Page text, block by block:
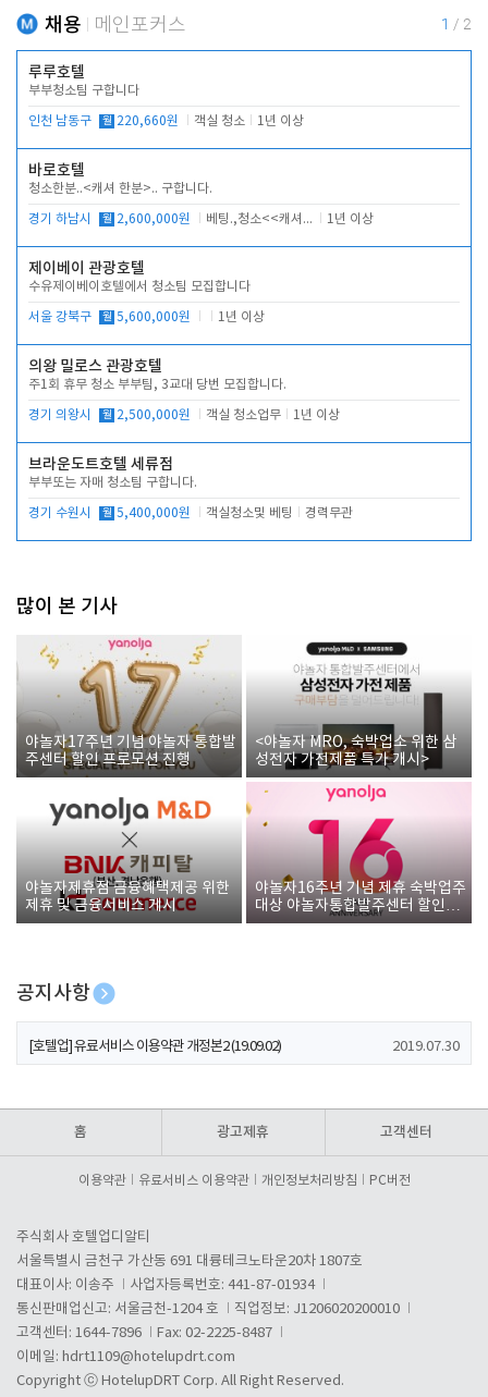
채용 메인포커스 1 / 2
루루호텔
부부청소팀 구합니다
인천 남동구 월 220,660원 객실 청소 1년 이상
바로호텔
청소한분..<캐셔 한분>.. 구합니다.
경기 하남시 월 2,600,000원 베팅.,청소<<캐셔 모셔봅니다. 1년 이상
제이베이 관광호텔
수유제이베이호텔에서 청소팀 모집합니다
서울 강북구 월 5,600,000원 1년 이상
의왕 밀로스 관광호텔
주1회 휴무 청소 부부팀, 3교대 당번 모집합니다.
경기 의왕시 월 2,500,000원 객실 청소업무 1년 이상
브라운도트호텔 세류점
부부또는 자매 청소팀 구합니다.
경기 수원시 월 5,400,000원 객실청소및 베팅 경력무관
많이 본 기사
야놀자17주년 기념 야놀자 통합발
주센터 할인 프로모션 진행
<야놀자 MRO, 숙박업소 위한 삼
성전자 가전제품 특가 개시>
야놀자제휴점 금융혜택제공 위한
제휴 및 금융서비스 게시
야놀자16주년 기념 제휴 숙박업주
대상 야놀자통합발주센터 할인쿠
폰 증정
공지사항
[호텔업] 개인정보 처리방침 개정본1 (19.09.02)
[호텔업] 유료서비스 이용약관 개정본2 (19.09.02) 2019.07.30
홈 광고제휴 고객센터
이용약관 유료서비스 이용약관 개인정보처리방침 PC버전
주식회사 호텔업디알티
서울특별시 금천구 가산동 691 대륭테크노타운20차 1807호
대표이사: 이송주
사업자등록번호: 441-87-01934
통신판매업신고: 서울금천-1204 호
직업정보: J1206020200010
고객센터: 1644-7896
Fax: 02-2225-8487
이메일: hdrt1109@hotelupdrt.com
Copyright ⓒ HotelupDRT Corp. All Right Reserved.